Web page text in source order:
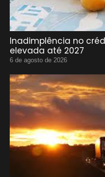
Inadimplência no
elevada até 2027
6 de agosto de 2026